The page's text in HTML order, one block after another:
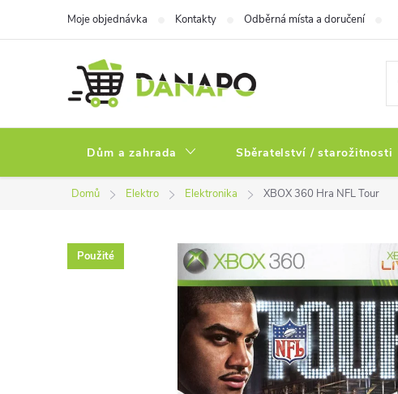
Moje objednávka Kontakty Odběrná místa a doručení
Dům a zahrada Sběratelství / starožitnosti
Domů Elektro Elektronika XBOX 360 Hra NFL Tour
Použité